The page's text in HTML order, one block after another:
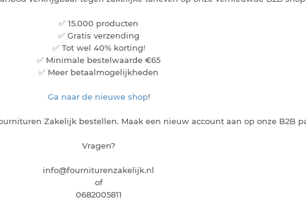
✅ 15.000 producten
✅ Gratis verzending
✅ Tot wel 40% korting!
✅ Minimale bestelwaarde €65
✅ Meer betaalmogelijkheden
Ga naar de nieuwe shop!
Zakelijk bestellen. Maak een nieuw account aan op onze B2B
Vragen?
info@fourniturenzakelijk.nl
of
0682005811